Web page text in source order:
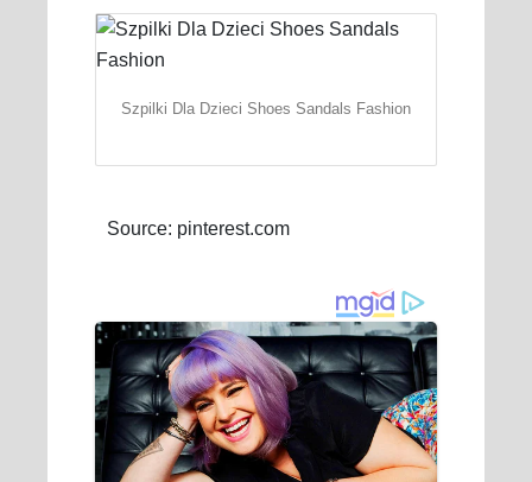
Szpilki Dla Dzieci Shoes Sandals Fashion
Source: pinterest.com